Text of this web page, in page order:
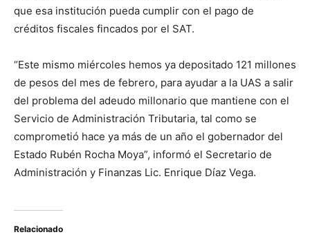
que esa institución pueda cumplir con el pago de
créditos fiscales fincados por el SAT.
“Este mismo miércoles hemos ya depositado 121 millones
de pesos del mes de febrero, para ayudar a la UAS a salir
del problema del adeudo millonario que mantiene con el
Servicio de Administración Tributaria, tal como se
comprometió hace ya más de un año el gobernador del
Estado Rubén Rocha Moya”, informó el Secretario de
Administración y Finanzas Lic. Enrique Díaz Vega.
Relacionado